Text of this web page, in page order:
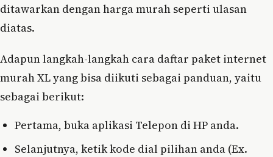
ditawarkan dengan harga murah seperti ulasan
diatas.
Adapun langkah-langkah cara daftar paket internet
murah XL yang bisa diikuti sebagai panduan, yaitu
sebagai berikut:
Pertama, buka aplikasi Telepon di HP anda.
Selanjutnya, ketik kode dial pilihan anda (Ex.